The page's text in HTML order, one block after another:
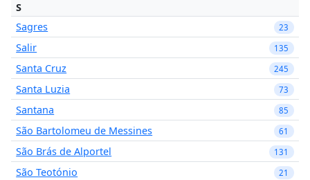
S
Sagres
23
Salir 135
Santa Cruz 245
Santa Luzia 73
Santana 85
São Bartolomeu de Messines 61
São Brás de Alportel 131
São Teotónio 21